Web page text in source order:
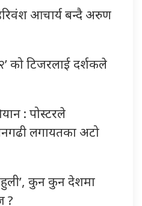
आचार्य बन्दै अरुण
को टिजरलाई दर्शकले
: पोस्टरले
लगायतका अटो
कुन कुन देशमा
?